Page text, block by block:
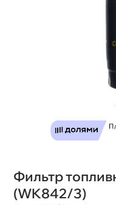
Фильтр
(WK842/3)